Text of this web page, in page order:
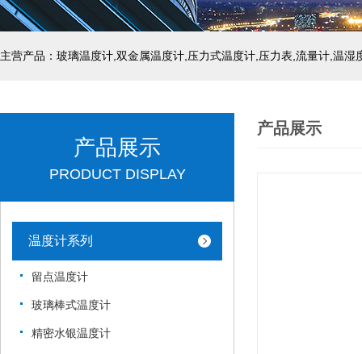
产品展示
PRODUCT DISPLAY
温度计系列
留点温度计
玻璃棒式温度计
精密水银温度计
产品展示